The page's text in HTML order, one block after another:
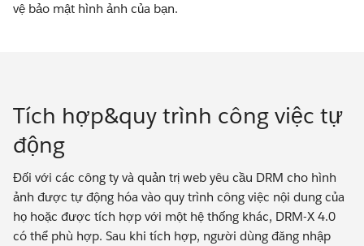
vệ bảo mật hình ảnh của bạn.
Tích hợp&quy trình công việc tự
động
Đối với các công ty và quản trị web yêu cầu DRM cho hình
ảnh được tự động hóa vào quy trình công việc nội dung của
họ hoặc được tích hợp với một hệ thống khác, DRM-X 4.0
có thể phù hợp. Sau khi tích hợp, người dùng đăng nhập